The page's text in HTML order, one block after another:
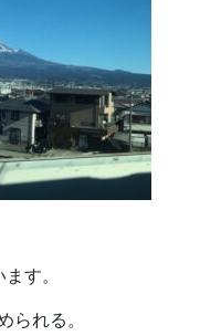
す。
られる。